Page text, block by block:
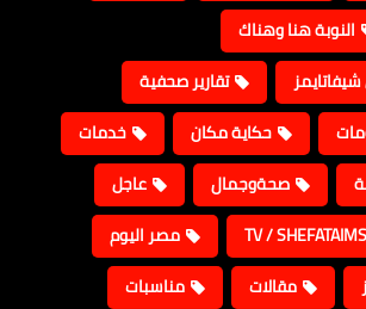
النوبة هنا وهناك
تقارير صحفية
حكاية مكان
خدمات
صحةوجمال
عاجل
مصر اليوم
مقالات
مناسبات